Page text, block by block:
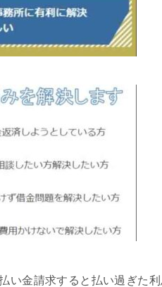
金請求すると払い過ぎた利